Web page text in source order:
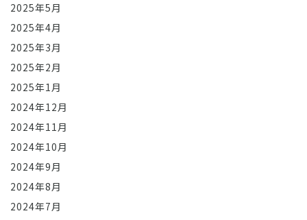
2025年5月
2025年4月
2025年3月
2025年2月
2025年1月
2024年12月
2024年11月
2024年10月
2024年9月
2024年8月
2024年7月